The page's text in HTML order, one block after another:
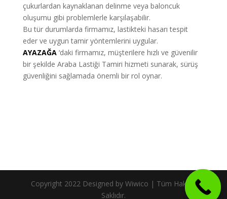
çukurlardan kaynaklanan delinme veya baloncuk
oluşumu gibi problemlerle karşılaşabilir.
Bu tür durumlarda firmamız, lastikteki hasarı tespit
eder ve uygun tamir yöntemlerini uygular.
AYAZAĞA‘daki firmamız, müşterilere hızlı ve güvenilir
bir şekilde Araba Lastiği Tamiri hizmeti sunarak, sürüş
güvenliğini sağlamada önemli bir rol oynar.
Copyright 2022 Designed by Wiwico | Tüm Hakları
Saklıdır.